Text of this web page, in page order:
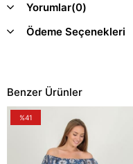
Yorumlar(0)
Ödeme Seçenekleri
Benzer Ürünler
%41